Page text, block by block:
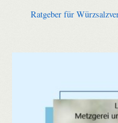
Ratgeber für